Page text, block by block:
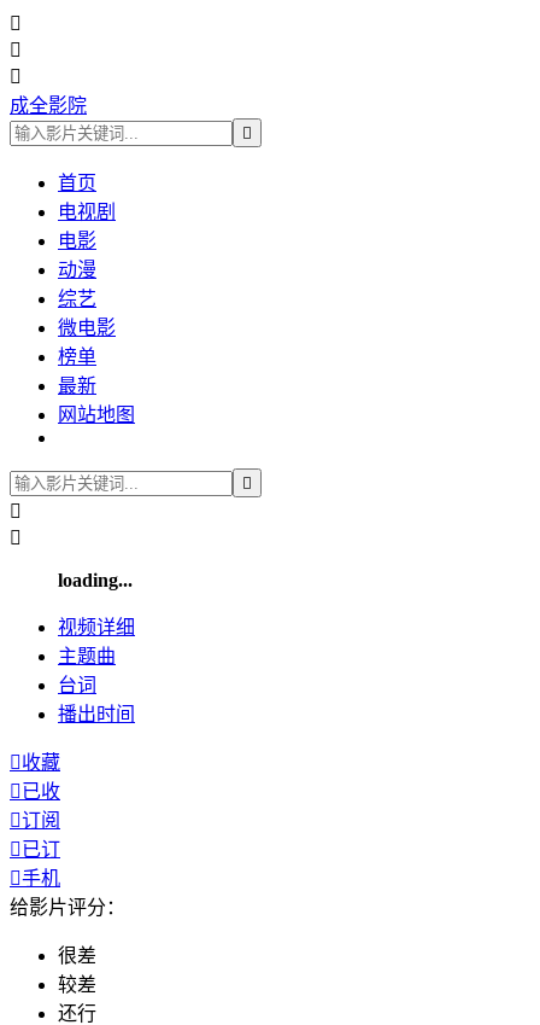



成全影院

首页
电视剧
电影
动漫
综艺
微电影
榜单
最新
网站地图



loading...
视频详细
主题曲
台词
播出时间
收藏
已收
订阅
已订
手机
给影片评分：
很差
较差
还行